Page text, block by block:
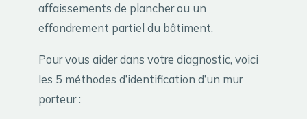
affaissements de plancher ou un
effondrement partiel du bâtiment.
Pour vous aider dans votre diagnostic, voici
les 5 méthodes d’identification d’un mur
porteur :